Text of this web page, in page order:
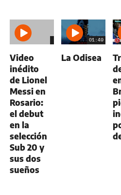
Video
inédito
de Lionel
Messi en
Rosario:
el debut
en la
selección
Sub 20 y
sus dos
sueños
01:49
La Odisea